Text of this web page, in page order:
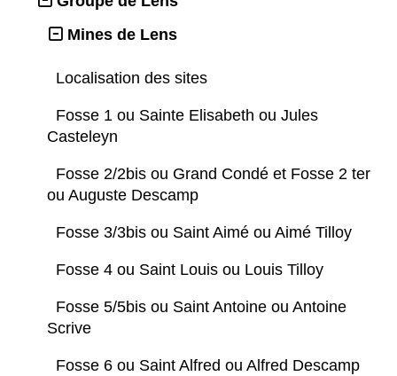
Mines de Lens
Localisation des sites
Fosse 1 ou Sainte Elisabeth ou Jules
Casteleyn
Fosse 2/2bis ou Grand Condé et Fosse 2 ter
ou Auguste Descamp
Fosse 3/3bis ou Saint Aimé ou Aimé Tilloy
Fosse 4 ou Saint Louis ou Louis Tilloy
Fosse 5/5bis ou Saint Antoine ou Antoine
Scrive
Fosse 6 ou Saint Alfred ou Alfred Descamp